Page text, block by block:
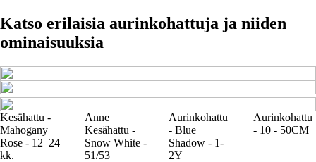
Katso erilaisia aurinkohattuja ja niiden
ominaisuuksia
Kesähattu -
Mahogany
Rose - 12–24
kk.
Anne
Kesähattu -
Snow White -
51/53
Aurinkohattu
- Blue
Shadow - 1-
2Y
Aurinkohattu
- 10 - 50CM